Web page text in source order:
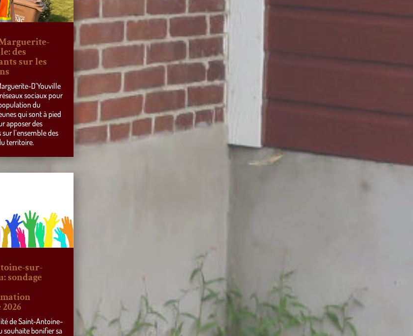
des
sur les
D’Youville
sociaux pour
du
qui sont à pied
apposer des
l’ensemble des
territoire.
sur-
sondage
de Saint-Antoine-
souhaite bonifier sa